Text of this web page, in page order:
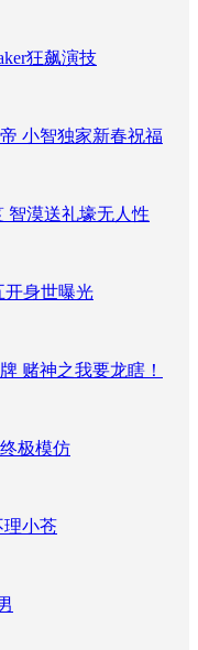
狂飙演技
小智独家新春祝福
智漠送礼壕无人性
开身世曝光
赌神之我要龙瞎！
极模仿
理小苍